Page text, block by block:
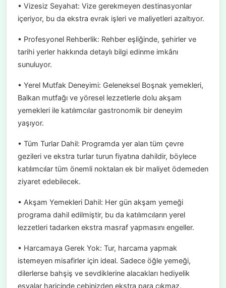
• Vizesiz Seyahat: Vize gerekmeyen destinasyonlar
içeriyor, bu da ekstra evrak işleri ve maliyetleri azaltıyor.
• Profesyonel Rehberlik: Rehber eşliğinde, şehirler ve
tarihi yerler hakkında detaylı bilgi edinme imkânı
sunuluyor.
• Yerel Mutfak Deneyimi: Geleneksel Boşnak yemekleri,
Balkan mutfağı ve yöresel lezzetlerle dolu akşam
yemekleri ile katılımcılar gastronomik bir deneyim
yaşıyor.
• Tüm Turlar Dahil: Programda yer alan tüm çevre
gezileri ve ekstra turlar turun fiyatına dahildir, böylece
katılımcılar tüm önemli noktaları ek bir maliyet ödemeden
ziyaret edebilecek.
• Akşam Yemekleri Dahil: Her gün akşam yemeği
programa dahil edilmiştir, bu da katılımcıların yerel
lezzetleri tadarken ekstra masraf yapmasını engeller.
• Harcamaya Gerek Yok: Tur, harcama yapmak
istemeyen misafirler için ideal. Sadece öğle yemeği,
dilerlerse bahşiş ve sevdiklerine alacakları hediyelik
eşyalar haricinde cebinizden ekstra para çıkmaz.